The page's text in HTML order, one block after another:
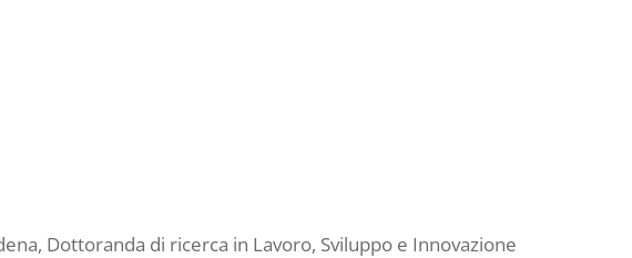
Dottoranda di ricerca in Lavoro, Sviluppo e Innovazione